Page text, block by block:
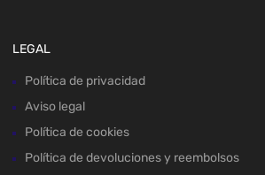
LEGAL
Política de privacidad
Aviso legal
Política de cookies
Política de devoluciones y reembolsos